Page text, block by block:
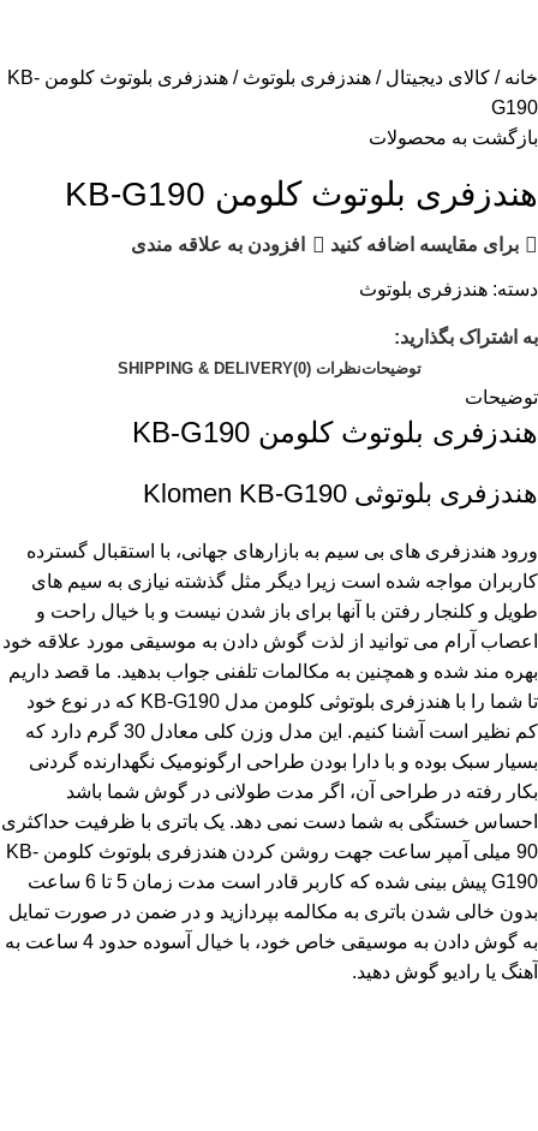
خانه کالای دیجیتال هندزفری بلوتوث
هندزفری بلوتوث کلومن KB-
G190
بازگشت به محصولات
هندزفری بلوتوث کلومن KB-G190
برای مقایسه اضافه کنید افزودن به علاقه مندی
دسته: هندزفری بلوتوث
به اشتراک بگذارید:
توضیحاتنظرات (0) SHIPPING & DELIVERY
توضیحات
هندزفری بلوتوث کلومن KB-G190
هندزفری بلوتوثی Klomen KB-G190
ورود هندزفری های بی سیم به بازارهای جهانی، با استقبال گسترده
کاربران مواجه شده است زیرا دیگر مثل گذشته نیازی به سیم های
طویل و کلنجار رفتن با آنها برای باز شدن نیست و با خیال راحت و
اعصاب آرام می توانید از لذت گوش دادن به موسیقی مورد علاقه خود
بهره مند شده و همچنین به مکالمات تلفنی جواب بدهید. ما قصد داریم
تا شما را با هندزفری بلوتوثی کلومن مدل KB-G190 که در نوع خود
کم نظیر است آشنا کنیم. این مدل وزن کلی معادل 30 گرم دارد که
بسیار سبک بوده و با دارا بودن طراحی ارگونومیک نگهدارنده گردنی
بکار رفته در طراحی آن، اگر مدت طولانی در گوش شما باشد
احساس خستگی به شما دست نمی دهد. یک باتری با ظرفیت حداکثری
90 میلی آمپر ساعت جهت روشن کردن هندزفری بلوتوث کلومن KB-
G190 پیش بینی شده که کاربر قادر است مدت زمان 5 تا 6 ساعت
بدون خالی شدن باتری به مکالمه بپردازید و در ضمن در صورت تمایل
به گوش دادن به موسیقی خاص خود، با خیال آسوده حدود 4 ساعت به
آهنگ یا رادیو گوش دهید.